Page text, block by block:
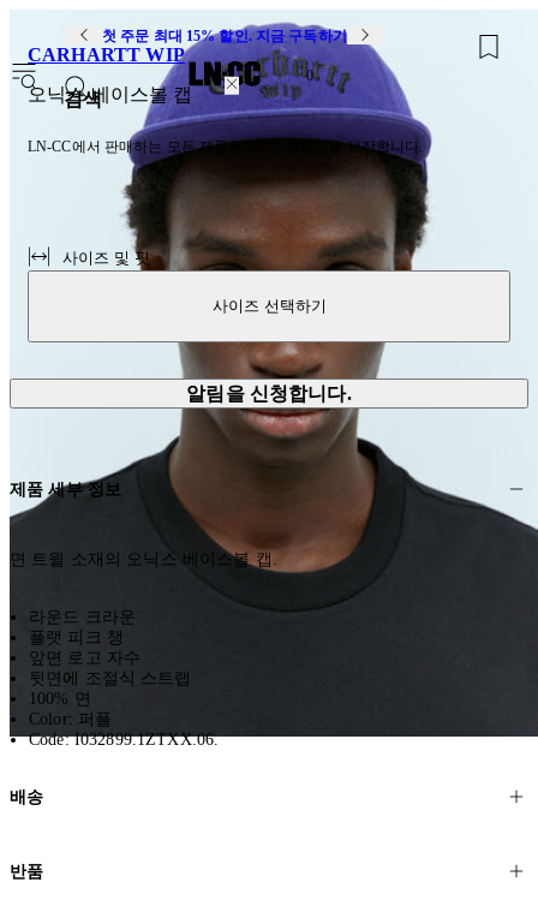
첫 주문 최대 15% 할인. 지금 구독하기
검색
0
CARHARTT WIP
오닉스 베이스볼 캡
LN-CC에서 판매하는 모든 제품은 100% 정품임을 보장합니다.
사이즈 및 핏
사이즈 선택하기
알림을 신청합니다.
제품 세부 정보
면 트윌 소재의 오닉스 베이스볼 캡.
라운드 크라운
플랫 피크 챙
앞면 로고 자수
뒷면에 조절식 스트랩
100% 면
Color: 퍼플
Code: I032899.1ZTXX.06.
배송
고객님의 위치에 따라 일반 배송과 익스프레스 배송을 제공합니다.
반품